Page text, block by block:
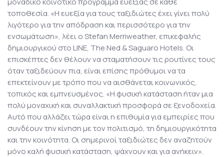
τοποθεσία. «Η ευεξία για τους ταξιδιώτες έχει γίνει πολύ
λιγότερο για την απόδραση και περισσότερο για την
ενσωμάτωση», λέει ο Stefan Merriweather, επικεφαλής
δημιουργικού στο LINE, The Ned & Saguaro Hotels. Οι
επισκέπτες δεν θέλουν να σταματήσουν τις ρουτίνες τους
όταν ταξιδεύουν πια, είναι επίσης πρόθυμοι να τα
επεκτείνουν με τρόπο που να αισθάνεται κοινωνικός,
τοπικός και εμπνευσμένος. «Η φυσική κατάσταση ήταν μια
πολύ μοναχική και συναλλακτική προσφορά σε ξενοδοχεία.
Αυτό που αλλάζει τώρα είναι η επιθυμία για εμπειρίες που
συνδέουν την κίνηση με τον πολιτισμό, τη δημιουργικότητα
και την κοινότητα. Οι σημερινοί ταξιδιώτες δεν αναζητούν
μόνο καλή φυσική κατάσταση, ψάχνουν και για ανήκειν».